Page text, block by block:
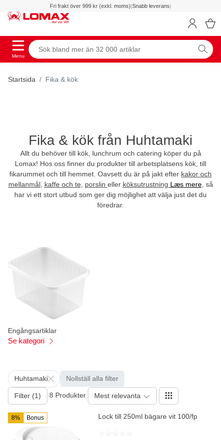
Fri frakt över 999 kr (exkl. moms)|Snabb leverans|
Menu
Startsida Fika & kök
Fika & kök från Huhtamaki
Allt du behöver till kök, lunchrum och catering köper du på
Lomax! Hos oss finner du produkter till arbetsplatsens kök, till
fikarummet och till hemmet. Oavsett du är på jakt efter kakor och
mellanmål, kaffe och te porslin eller köksutrustning Læs mere, så
har vi ett stort utbud som ger dig möjlighet att välja just det du
föredrar.
Engångsartiklar
Se kategori
Huhtamaki Nollställ alla filter
Filter (1) 8 Produkter Mest relevanta
8% Bonus Lock till 250ml bägare vit 100/fp